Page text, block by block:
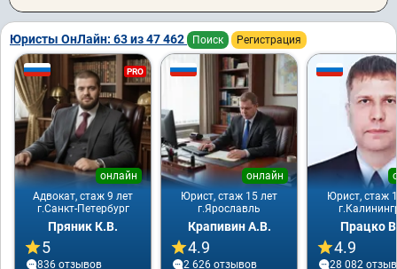
Юристы ОнЛайн: 63 из 47 462 Поиск Регистрация
PRO
Адвокат, стаж 9 лет
онлайн
г.Санкт-Петербург
Пряник К.В.
5
836 отзывов
Юрист, стаж 15 лет
онлайн
г.Ярославль
Крапивин А.В.
4.9
2 626 отзывов
Юрист, стаж
Працко
4.9
28 082